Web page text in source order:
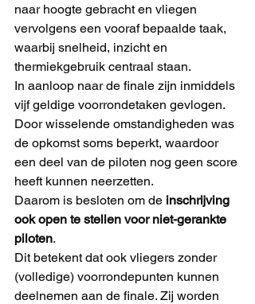
naar hoogte gebracht en vliegen
vervolgens een vooraf bepaalde taak,
waarbij snelheid, inzicht en
thermiekgebruik centraal staan.
In aanloop naar de finale zijn inmiddels
vijf geldige voorrondetaken gevlogen.
Door wisselende omstandigheden was
de opkomst soms beperkt, waardoor
een deel van de piloten nog geen score
heeft kunnen neerzetten.
Daarom is besloten om de inschrijving
ook open te stellen voor niet-gerankte
piloten.
Dit betekent dat ook vliegers zonder
(volledige) voorrondepunten kunnen
deelnemen aan de finale. Zij worden